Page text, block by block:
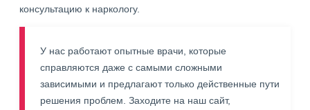
консультацию к наркологу.
У нас работают опытные врачи, которые
справляются даже с самыми сложными
зависимыми и предлагают только действенные пути
решения проблем. Заходите на наш сайт,